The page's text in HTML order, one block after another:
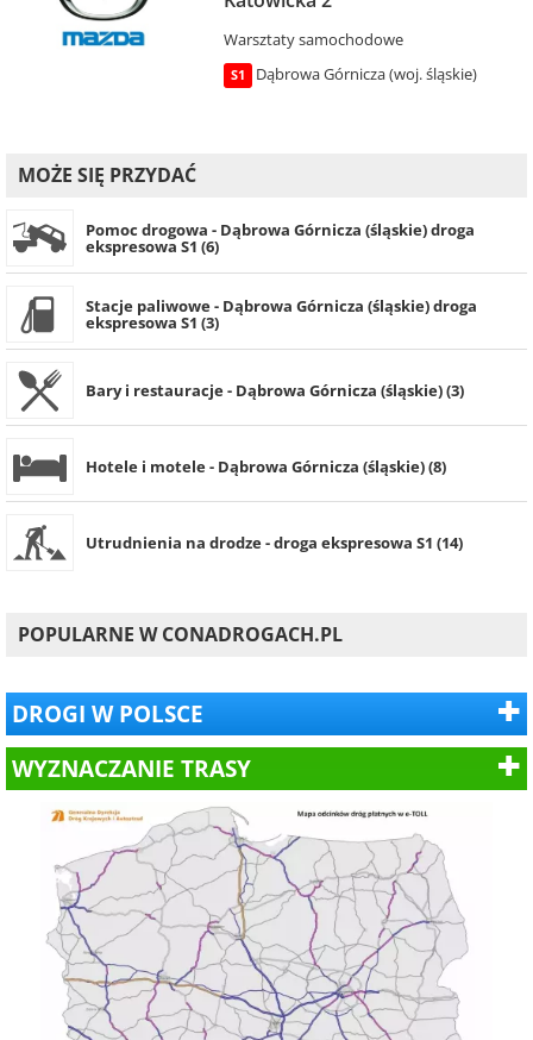
Warsztaty samochodowe
S1 Dąbrowa Górnicza (woj. śląskie)
MOŻE SIĘ PRZYDAĆ
Pomoc drogowa - Dąbrowa Górnicza (śląskie) droga
ekspresowa S1 (6)
Stacje paliwowe - Dąbrowa Górnicza (śląskie) droga
ekspresowa S1 (3)
Bary i restauracje - Dąbrowa Górnicza (śląskie) (3)
Hotele i motele - Dąbrowa Górnicza (śląskie) (8)
Utrudnienia na drodze - droga ekspresowa S1 (14)
POPULARNE W CONADROGACH.PL
DROGI W POLSCE
WYZNACZANIE TRASY